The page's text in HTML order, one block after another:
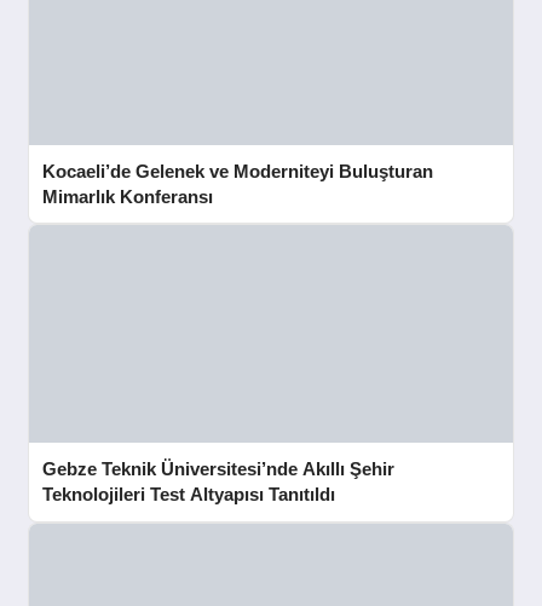
Kocaeli’de Gelenek ve Moderniteyi Buluşturan
Mimarlık Konferansı
Gebze Teknik Üniversitesi’nde Akıllı Şehir
Teknolojileri Test Altyapısı Tanıtıldı